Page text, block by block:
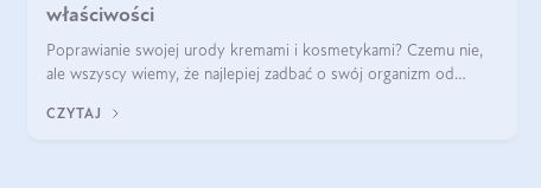
właściwości
Poprawianie swojej urody kremami i kosmetykami? Czemu nie,
ale wszyscy wiemy, że najlepiej zadbać o swój organizm od
zewnętrzny prezentował się zdrowo i atrakcyjnie. Stosowanie
CZYTAJ